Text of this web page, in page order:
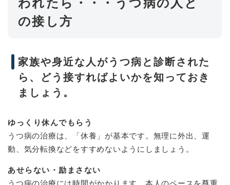
われたら・・・うつ病の人と
の接し方
家族や身近な人がうつ病と診断された
ら、どう接すればよいかを知っておき
ましょう。
ゆっくり休んでもらう
うつ病の治療は、「休養」が基本です。無理に外出、運
動、気分転換などをすすめないようにしましょう。
あせらない・励まさない